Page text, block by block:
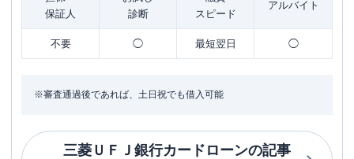
保証人
診断
スピード
アルバイト
不要 ◯ 最短翌日 ◯
※審査通過後であれば、土日祝でも借入可能
三菱ＵＦＪ銀行カードローンの記事